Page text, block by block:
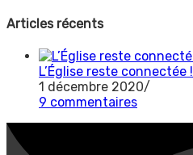
Articles récents
L’Église reste connectée !
1 décembre 2020/
9 commentaires